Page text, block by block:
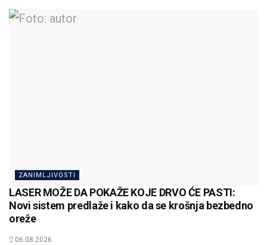
ZANIMLJIVOSTI
LASER MOŽE DA POKAŽE KOJE DRVO ĆE PASTI:
Novi sistem predlaže i kako da se krošnja bezbedno
oreže
06.08.2026